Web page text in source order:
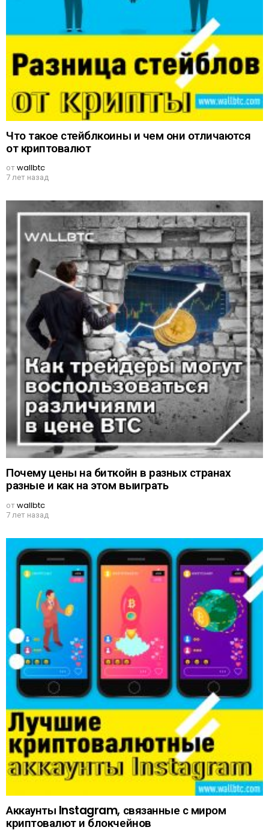
Что такое стейблкоины и чем они отличаются
от криптовалют
отwallbtc
7 лет назад
Почему цены на биткойн в разных странах
разные и как на этом выиграть
отwallbtc
7 лет назад
Аккаунты Instagram, связанные с миром
криптовалют и блокчейнов